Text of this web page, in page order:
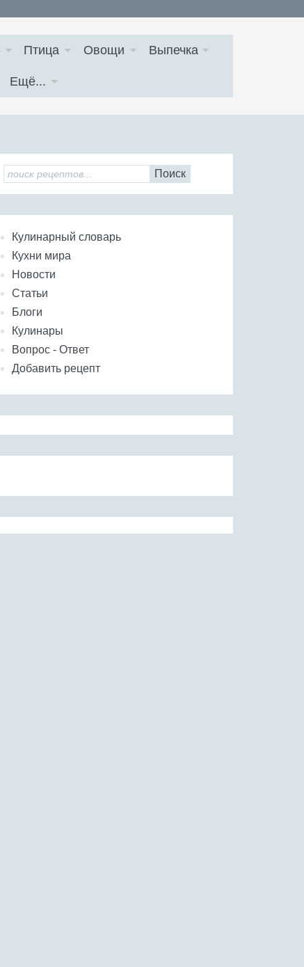
Птица Овощи Выпечка
Ещё...
Поиск
Кулинарный словарь
Кухни мира
Новости
Статьи
Блоги
Кулинары
Вопрос - Ответ
Добавить рецепт